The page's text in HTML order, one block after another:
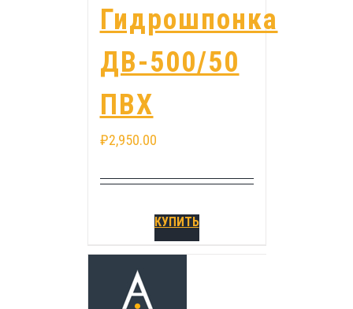
Гидрошпонка
ДВ-500/50
ПВХ
₽2,950.00
КУПИТЬ